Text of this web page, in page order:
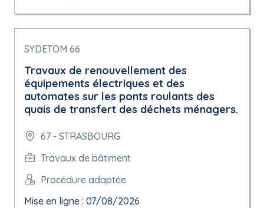
SYDETOM 66
Travaux de renouvellement des
équipements électriques et des
automates sur les ponts roulants des
quais de transfert des déchets ménagers.
67 - STRASBOURG
Travaux de bâtiment
Procédure adaptée
Mise en ligne : 07/08/2026